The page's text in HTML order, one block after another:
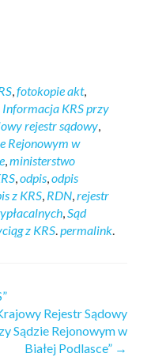
fotokopie akt,
Informacja KRS przy
rejestr sądowy
Rejonowym w
ministerstwo
odpis odpis
z KRS RDN rejestr
Sąd
z KRS permalink
Rejestr Sądowy
Sądzie Rejonowym w
Białej Podlasce” →